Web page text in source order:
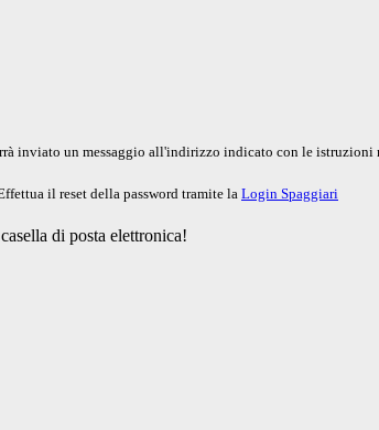
inviato un messaggio all'indirizzo indicato con le istruzioni
il reset della password tramite la Login Spaggiari
di posta elettronica!